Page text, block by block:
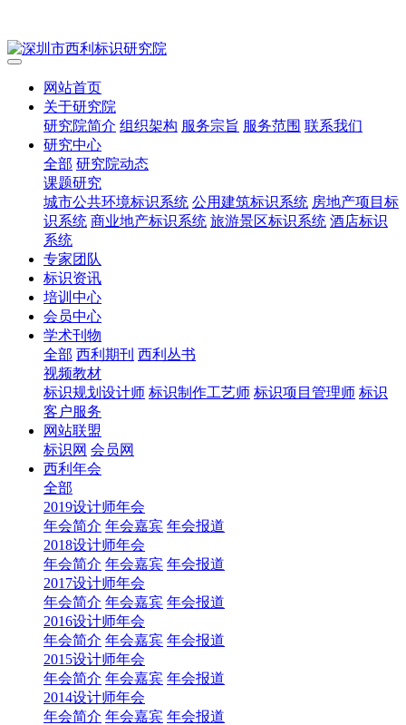
网站首页
关于研究院
研究院简介 组织架构 服务宗旨 服务范围 联系我们
研究中心
全部 研究院动态
课题研究
城市公共环境标识系统 公用建筑标识系统 房地产项目标
识系统 商业地产标识系统 旅游景区标识系统 酒店标识
系统
专家团队
标识资讯
培训中心
会员中心
学术刊物
全部 西利期刊 西利丛书
视频教材
标识规划设计师 标识制作工艺师 标识项目管理师 标识
客户服务
网站联盟
标识网 会员网
西利年会
全部
2019设计师年会
年会简介 年会嘉宾 年会报道
2018设计师年会
年会简介 年会嘉宾 年会报道
2017设计师年会
年会简介 年会嘉宾 年会报道
2016设计师年会
年会简介 年会嘉宾 年会报道
2015设计师年会
年会简介 年会嘉宾 年会报道
2014设计师年会
年会简介 年会嘉宾 年会报道